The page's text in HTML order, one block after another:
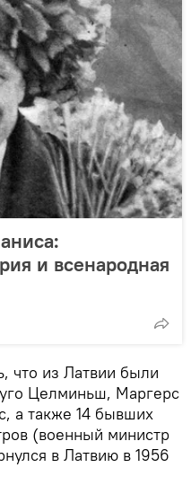
и всенародная
что из Латвии были
Целминьш, Маргерс
а также 14 бывших
(военный министр
в Латвию в 1956